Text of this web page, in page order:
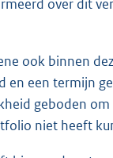
over dit
ook binnen
en een termijn
geboden
niet heeft